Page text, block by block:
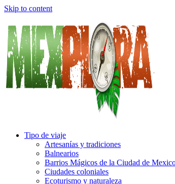
Skip to content
Tipo de viaje
Artesanías y tradiciones
Balnearios
Barrios Mágicos de la Ciudad de
Ciudades coloniales
Ecoturismo y naturaleza